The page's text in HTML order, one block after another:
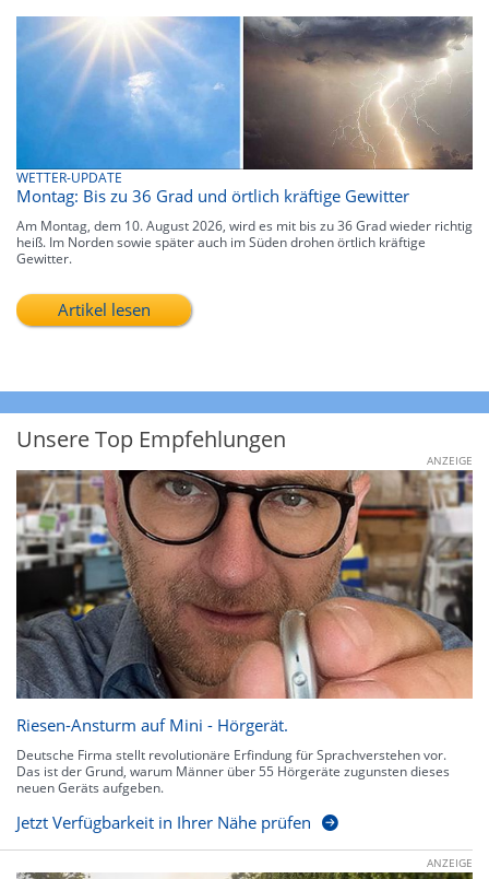
WETTER-UPDATE
Montag: Bis zu 36 Grad und örtlich kräftige Gewitter
Am Montag, dem 10. August 2026, wird es mit bis zu 36 Grad wieder richtig
heiß. Im Norden sowie später auch im Süden drohen örtlich kräftige
Gewitter.
Artikel lesen
Unsere Top Empfehlungen
ANZEIGE
Riesen-Ansturm auf Mini - Hörgerät.
Deutsche Firma stellt revolutionäre Erfindung für Sprachverstehen vor.
Das ist der Grund, warum Männer über 55 Hörgeräte zugunsten dieses
neuen Geräts aufgeben.
Jetzt Verfügbarkeit in Ihrer Nähe prüfen
ANZEIGE